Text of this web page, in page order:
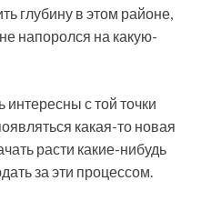
глубину в этом районе,
напоролся на какую-
интересны с той точки
какая-то новая
расти какие-нибудь
за эти процессом.